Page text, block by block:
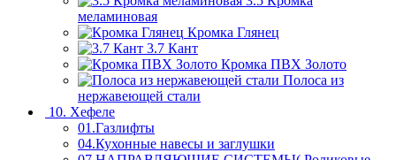
меламиновая
Кромка Глянец
3.7 Кант
Кромка ПВХ Золото
Полоса из
нержавеющей стали
10. Хефеле
01.Газлифты
04.Кухонные навесы и заглушки